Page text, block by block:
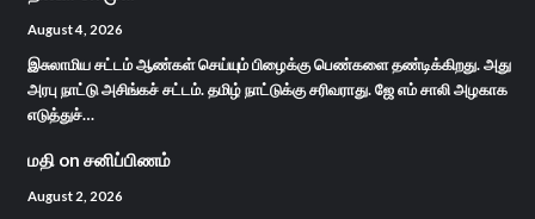
August 4, 2026
இசுலாமிய சட்டம் ஆண்கள் செய்யும் பிழைக்கு பெண்களை தண்டிக்கிறது. அது
அரபு நாட்டு அசிங்கச் சட்டம். தமிழ் நாட்டுக்கு சரிவராது. ஜே எம் சாலி அழகாக
எடுத்துச்…
மதி on சனிப்பிணம்
August 2, 2026